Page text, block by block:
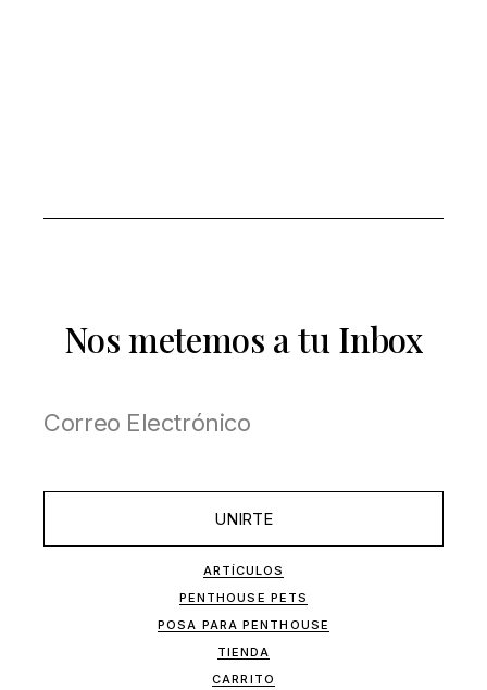
Nos metemos a tu Inbox
UNIRTE
ARTÍCULOS
PENTHOUSE PETS
POSA PARA PENTHOUSE
TIENDA
CARRITO